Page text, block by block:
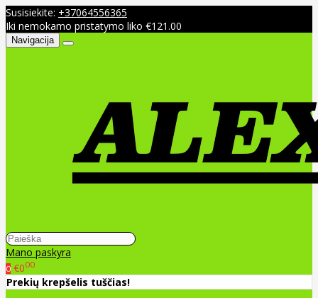
Susisiekite: +37064556365
Iki nemokamo pristatymo liko €121.00
Navigacija
Mano paskyra
0 €000
Prekių krepšelis tuščias!